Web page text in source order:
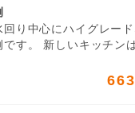
り中心にハイグレー
です。 新しいキッチン